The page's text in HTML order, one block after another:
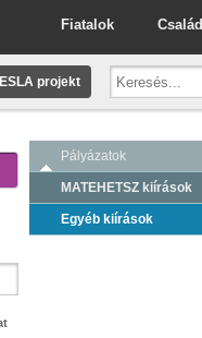
Család
Fiatalok
projekt
Pályázatok
MATEHETSZ kiírások
Egyéb kiírások